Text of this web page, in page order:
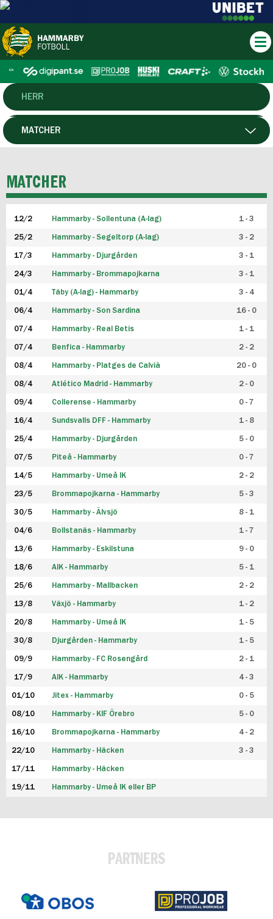
HERR
DAM
P19
F19
FUTSAL HERR
FUTSAL DAM
MATCHER
MATCHER
12/2 Hammarby - Sollentuna (A-lag) 1 - 3
25/2 Hammarby - Segeltorp (A-lag) 3 - 2
17/3 Hammarby - Djurgården 3 - 1
24/3 Hammarby - Brommapojkarna 3 - 1
01/4 Täby (A-lag) - Hammarby 3 - 4
06/4 Hammarby - Son Sardina 16 - 0
07/4 Hammarby - Real Betis 1 - 1
07/4 Benfica - Hammarby 2 - 2
08/4 Hammarby - Platges de Calvià 20 - 0
08/4 Atlético Madrid - Hammarby 2 - 0
09/4 Collerense - Hammarby 0 - 7
16/4 Sundsvalls DFF - Hammarby 1 - 8
25/4 Hammarby - Djurgården 5 - 0
07/5 Piteå - Hammarby 0 - 7
14/5 Hammarby - Umeå IK 2 - 2
23/5 Brommapojkarna - Hammarby 5 - 3
30/5 Hammarby - Älvsjö 8 - 1
04/6 Bollstanäs - Hammarby 1 - 7
13/6 Hammarby - Eskilstuna 9 - 0
18/6 AIK - Hammarby 5 - 1
25/6 Hammarby - Mallbacken 2 - 2
13/8 Växjö - Hammarby 1 - 2
20/8 Hammarby - Umeå IK 1 - 5
30/8 Djurgården - Hammarby 1 - 5
09/9 Hammarby - FC Rosengård 2 - 1
17/9 AIK - Hammarby 4 - 3
01/10 Jitex - Hammarby 0 - 5
08/10 Hammarby - KIF Örebro 5 - 0
16/10 Brommapojkarna - Hammarby 4 - 2
22/10 Hammarby - Häcken 3 - 3
17/11 Hammarby - Häcken
19/11 Hammarby - Umeå IK eller BP
PARTNERS